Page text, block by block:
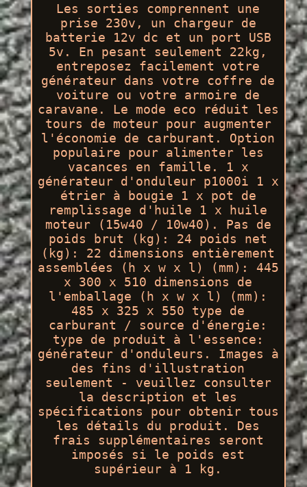
Les sorties comprennent une
prise 230v, un chargeur de
batterie 12v dc et un port USB
5v. En pesant seulement 22kg,
entreposez facilement votre
générateur dans votre coffre de
voiture ou votre armoire de
caravane. Le mode eco réduit les
tours de moteur pour augmenter
l'économie de carburant. Option
populaire pour alimenter les
vacances en famille. 1 x
générateur d'onduleur p1000i 1 x
étrier à bougie 1 x pot de
remplissage d'huile 1 x huile
moteur (15w40 / 10w40). Pas de
poids brut (kg): 24 poids net
(kg): 22 dimensions entièrement
assemblées (h x w x l) (mm): 445
x 300 x 510 dimensions de
l'emballage (h x w x l) (mm):
485 x 325 x 550 type de
carburant / source d'énergie:
type de produit à l'essence:
générateur d'onduleurs. Images à
des fins d'illustration
seulement - veuillez consulter
la description et les
spécifications pour obtenir tous
les détails du produit. Des
frais supplémentaires seront
imposés si le poids est
supérieur à 1 kg.